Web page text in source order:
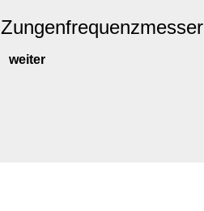
Zungenfrequenzmesser
weiter